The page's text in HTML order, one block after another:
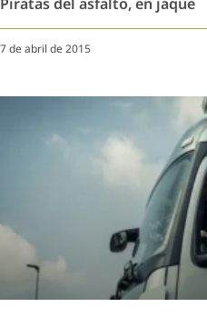
7 de abril de 2015